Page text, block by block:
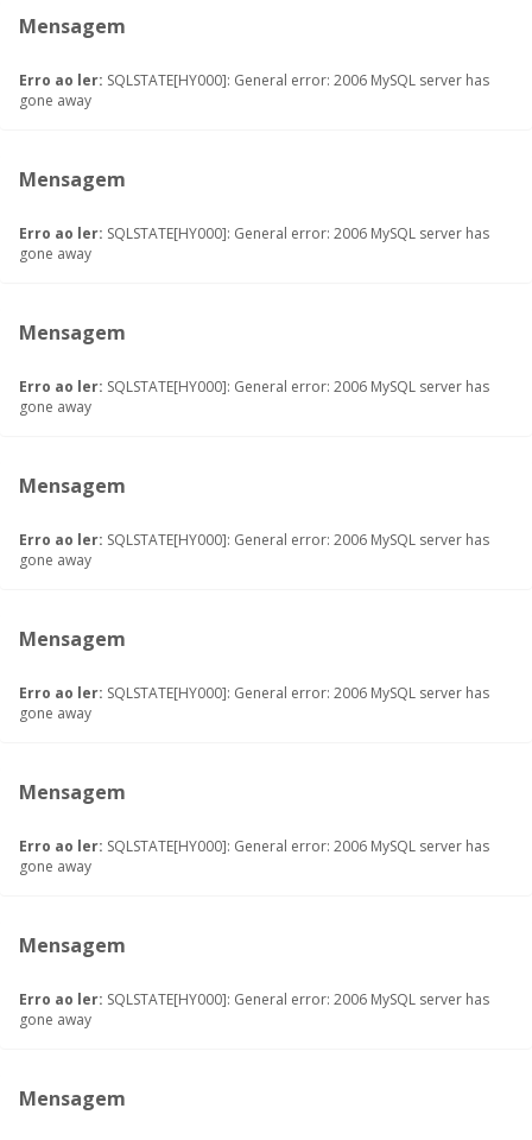
Mensagem
Erro ao ler: SQLSTATE[HY000]: General error: 2006 MySQL server has
gone away
Mensagem
Erro ao ler: SQLSTATE[HY000]: General error: 2006 MySQL server has
gone away
Mensagem
Erro ao ler: SQLSTATE[HY000]: General error: 2006 MySQL server has
gone away
Mensagem
Erro ao ler: SQLSTATE[HY000]: General error: 2006 MySQL server has
gone away
Mensagem
Erro ao ler: SQLSTATE[HY000]: General error: 2006 MySQL server has
gone away
Mensagem
Erro ao ler: SQLSTATE[HY000]: General error: 2006 MySQL server has
gone away
Mensagem
Erro ao ler: SQLSTATE[HY000]: General error: 2006 MySQL server has
gone away
Mensagem